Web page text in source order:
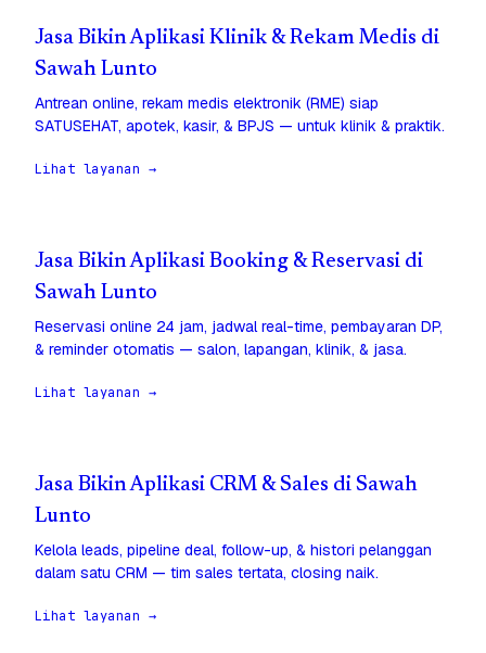
Jasa Bikin Aplikasi Klinik & Rekam Medis di
Sawah Lunto
Antrean online, rekam medis elektronik (RME) siap
SATUSEHAT, apotek, kasir, & BPJS — untuk klinik & praktik.
Lihat layanan →
Jasa Bikin Aplikasi Booking & Reservasi di
Sawah Lunto
Reservasi online 24 jam, jadwal real-time, pembayaran DP,
& reminder otomatis — salon, lapangan, klinik, & jasa.
Lihat layanan →
Jasa Bikin Aplikasi CRM & Sales di Sawah
Lunto
Kelola leads, pipeline deal, follow-up, & histori pelanggan
dalam satu CRM — tim sales tertata, closing naik.
Lihat layanan →